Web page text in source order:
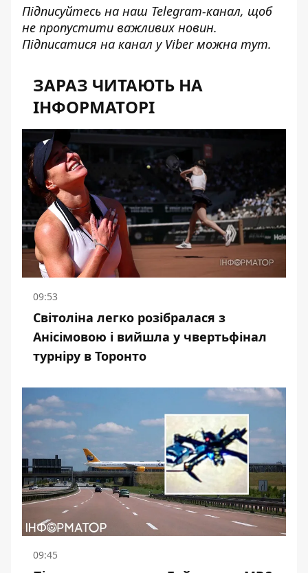
Підписуйтесь на наш Telegram-канал, щоб
не пропустити важливих новин.
Підписатися на канал у Viber можна тут.
ЗАРАЗ ЧИТАЮТЬ НА
ІНФОРМАТОРІ
09:53
Світоліна легко розібралася з
Анісімовою і вийшла у чвертьфінал
турніру в Торонто
09:45